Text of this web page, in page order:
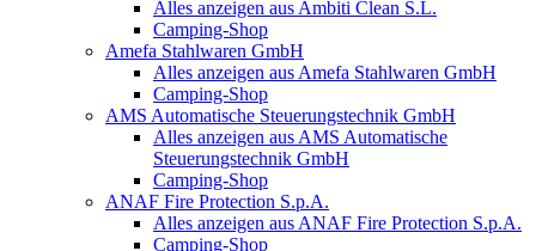
Alles anzeigen aus Ambiti Clean S.L.
Camping-Shop
Amefa Stahlwaren GmbH
Alles anzeigen aus Amefa Stahlwaren GmbH
Camping-Shop
AMS Automatische Steuerungstechnik GmbH
Alles anzeigen aus AMS Automatische
Steuerungstechnik GmbH
Camping-Shop
ANAF Fire Protection S.p.A.
Alles anzeigen aus ANAF Fire Protection S.p.A.
Camping-Shop